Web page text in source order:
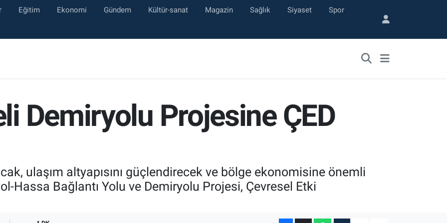
Eğitim Ekonomi Gündem Kültür-sanat Magazin Sağlık Siyaset Spor
Demiryolu Projesine ÇED
ulaşım altyapısını güçlendirecek ve bölge ekonomisine önemli
Hassa Bağlantı Yolu ve Demiryolu Projesi, Çevresel Etki